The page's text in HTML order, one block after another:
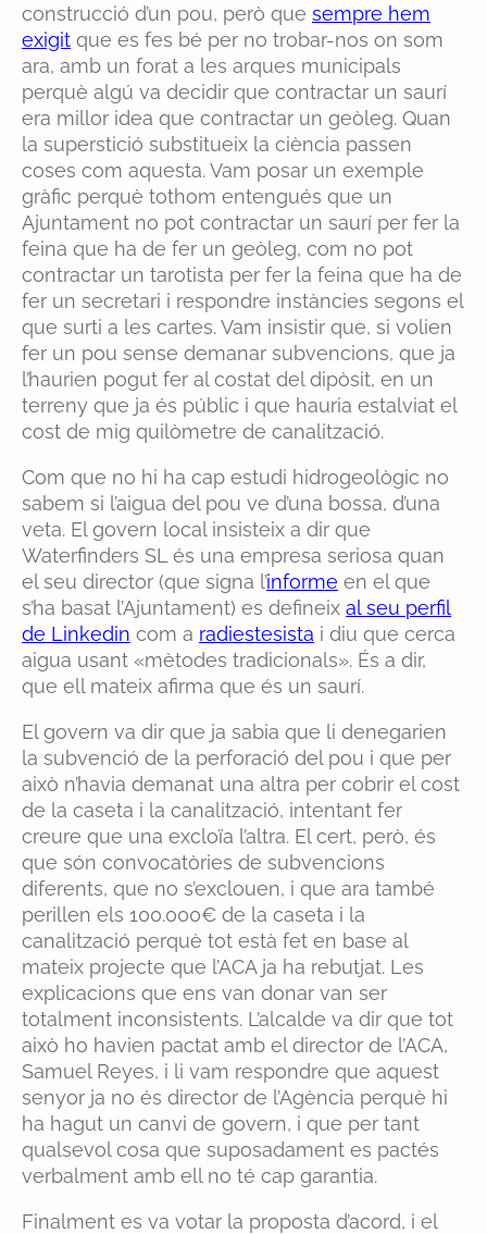
construcció d’un pou, però que sempre hem
exigit que es fes bé per no trobar-nos on som
ara, amb un forat a les arques municipals
perquè algú va decidir que contractar un saurí
era millor idea que contractar un geòleg. Quan
la superstició substitueix la ciència passen
coses com aquesta. Vam posar un exemple
gràfic perquè tothom entengués que un
Ajuntament no pot contractar un saurí per fer la
feina que ha de fer un geòleg, com no pot
contractar un tarotista per fer la feina que ha de
fer un secretari i respondre instàncies segons el
que surti a les cartes. Vam insistir que, si volien
fer un pou sense demanar subvencions, que ja
l’haurien pogut fer al costat del dipòsit, en un
terreny que ja és públic i que hauria estalviat el
cost de mig quilòmetre de canalització.
Com que no hi ha cap estudi hidrogeològic no
sabem si l’aigua del pou ve d’una bossa, d’una
veta. El govern local insisteix a dir que
Waterfinders SL és una empresa seriosa quan
el seu director (que signa l’informe en el que
s’ha basat l’Ajuntament) es defineix al seu perfil
de Linkedin com a radiestesista i diu que cerca
aigua usant «mètodes tradicionals». És a dir,
que ell mateix afirma que és un saurí.
El govern va dir que ja sabia que li denegarien
la subvenció de la perforació del pou i que per
això n’havia demanat una altra per cobrir el cost
de la caseta i la canalització, intentant fer
creure que una excloïa l’altra. El cert, però, és
que són convocatòries de subvencions
diferents, que no s’exclouen, i que ara també
perillen els 100.000€ de la caseta i la
canalització perquè tot està fet en base al
mateix projecte que l’ACA ja ha rebutjat. Les
explicacions que ens van donar van ser
totalment inconsistents. L’alcalde va dir que tot
això ho havien pactat amb el director de l’ACA,
Samuel Reyes, i li vam respondre que aquest
senyor ja no és director de l’Agència perquè hi
ha hagut un canvi de govern, i que per tant
qualsevol cosa que suposadament es pactés
verbalment amb ell no té cap garantia.
Finalment es va votar la proposta d’acord, i el